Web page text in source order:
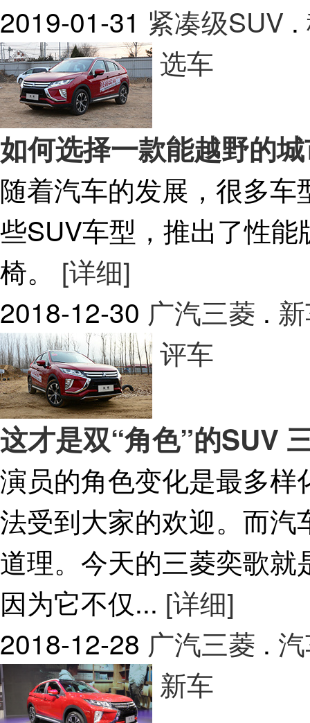
2019-01-31 紧凑级SUV .
选车
如何选择一款能越野的
随着汽车的发展，很多
些SUV车型，推出了性
椅。 [详细]
2018-12-30 广汽三菱 .
评车
这才是双“角色”的SUV
演员的角色变化是最多
法受到大家的欢迎。而
道理。今天的三菱奕歌
因为它不仅... [详细]
2018-12-28 广汽三菱 .
新车